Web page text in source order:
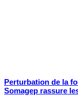
Perturbation de la
Somagep rassure